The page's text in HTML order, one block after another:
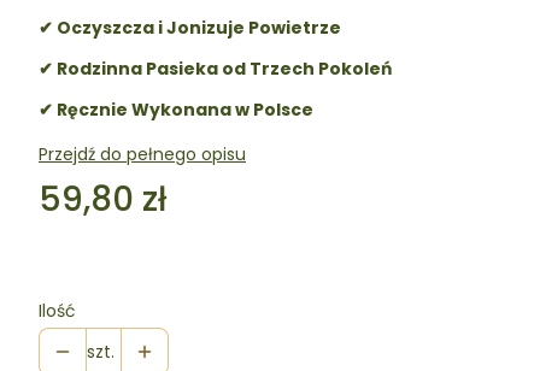
✔ Oczyszcza i Jonizuje Powietrze
✔ Rodzinna Pasieka od Trzech Pokoleń
✔ Ręcznie Wykonana w Polsce
Przejdź do pełnego opisu
Cena
59,80 zł
Ilość
szt.